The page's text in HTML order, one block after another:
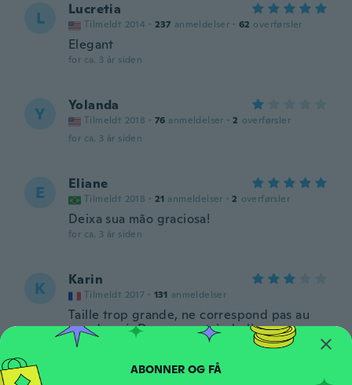
L Lucretia
Tilmeldt 2014 · 237 anmeldelser · 62 overførsler
Elegant
for ca. 3 år siden
Y Yolanda
Tilmeldt 2018 · 76 anmeldelser · 2 overførsler
for ca. 3 år siden
E Eliane
Tilmeldt 2018 · 21 anmeldelser · 2 overførsler
Deixa sua mão graciosa!
for ca. 3 år siden
K Karin
Tilmeldt 2017 · 131 anmeldelser
Taille trop grande, ne correspond pas au
mm donné. Dommage, très belle
for ca. 3 år siden